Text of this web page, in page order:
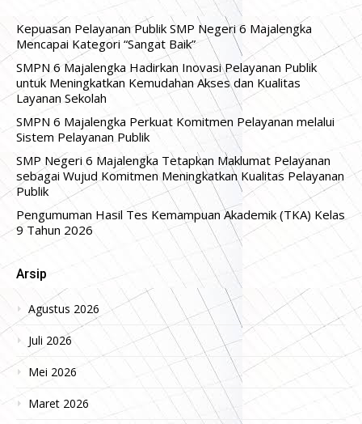
Kepuasan Pelayanan Publik SMP Negeri 6 Majalengka
Mencapai Kategori “Sangat Baik”
SMPN 6 Majalengka Hadirkan Inovasi Pelayanan Publik
untuk Meningkatkan Kemudahan Akses dan Kualitas
Layanan Sekolah
SMPN 6 Majalengka Perkuat Komitmen Pelayanan melalui
Sistem Pelayanan Publik
SMP Negeri 6 Majalengka Tetapkan Maklumat Pelayanan
sebagai Wujud Komitmen Meningkatkan Kualitas Pelayanan
Publik
Pengumuman Hasil Tes Kemampuan Akademik (TKA) Kelas
9 Tahun 2026
Arsip
Agustus 2026
Juli 2026
Mei 2026
Maret 2026